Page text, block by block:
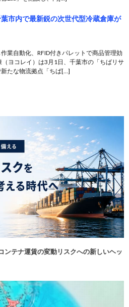
市内で最新鋭の次世代型冷蔵倉庫が
業自動化、RFID付きパレットで商品管理効
（ヨコレイ）は3月1日、千葉市の「ちばリサ
たな物流拠点「ちば[…]
ンテナ運賃の変動リスクへの新しいヘッ